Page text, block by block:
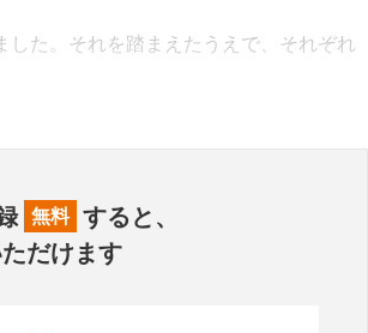
た。それを踏まえたうえで、それぞれ
無料 すると、
だけます